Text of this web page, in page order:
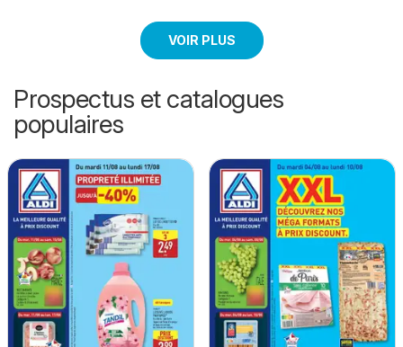
VOIR PLUS
Prospectus et catalogues
populaires